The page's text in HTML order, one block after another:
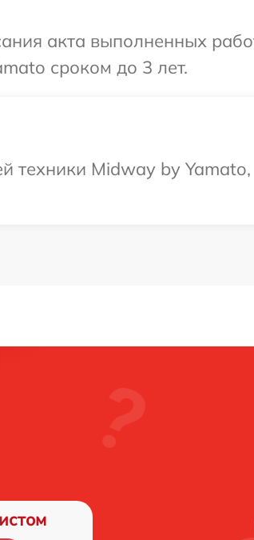
акта выполненных
сроком до 3 лет.
техники Midway by